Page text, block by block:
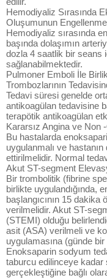
Hemodiyaliz Sırasında
Oluşumunun
Hemodiyaliz sırasında
başında dolaşımın
dozla 4 saatlik bir seans
sağlanabilmektedir.
Pulmoner Emboli İle
Trombozlarının
Tedavi süresi genelde
antikoagülan tedavisine
terapötik antikoagülan
Kararsız Angina ve Non
Bu hastalarda
uygulanmalı ve
ettirilmelidir. Normal
Akut ST-segment
Bir trombolitik (fibrine
birlikte uygulandığında,
başlangıcının 15
verilmelidir. Akut ST-
(STEMI) olduğu
asit (ASA) verilmeli ve
uygulamasına (günde
Enoksaparin sodyum
taburcu edilinceye
gerçekleştiğine bağlı